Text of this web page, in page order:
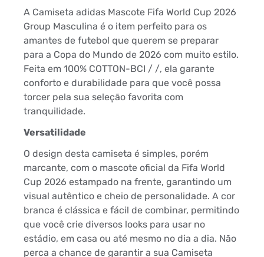
A Camiseta adidas Mascote Fifa World Cup 2026
Group Masculina é o item perfeito para os
amantes de futebol que querem se preparar
para a Copa do Mundo de 2026 com muito estilo.
Feita em 100% COTTON-BCI / /, ela garante
conforto e durabilidade para que você possa
torcer pela sua seleção favorita com
tranquilidade.
Versatilidade
O design desta camiseta é simples, porém
marcante, com o mascote oficial da Fifa World
Cup 2026 estampado na frente, garantindo um
visual autêntico e cheio de personalidade. A cor
branca é clássica e fácil de combinar, permitindo
que você crie diversos looks para usar no
estádio, em casa ou até mesmo no dia a dia. Não
perca a chance de garantir a sua Camiseta